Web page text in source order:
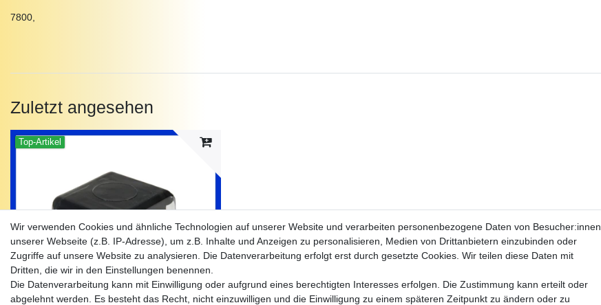
7800,
Zuletzt angesehen
Top-Artikel
Wir verwenden Cookies und ähnliche Technologien auf unserer Website und verarbeiten personenbezogene Daten von Besucher:innen
unserer Webseite (z.B. IP-Adresse), um z.B. Inhalte und Anzeigen zu personalisieren, Medien von Drittanbietern einzubinden oder
Zugriffe auf unsere Website zu analysieren. Die Datenverarbeitung erfolgt erst durch gesetzte Cookies. Wir teilen diese Daten mit
Dritten, die wir in den Einstellungen benennen.
Die Datenverarbeitung kann mit Einwilligung oder aufgrund eines berechtigten Interesses erfolgen. Die Zustimmung kann erteilt oder
abgelehnt werden. Es besteht das Recht, nicht einzuwilligen und die Einwilligung zu einem späteren Zeitpunkt zu ändern oder zu